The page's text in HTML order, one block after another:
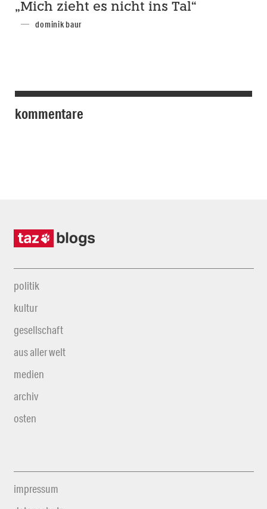
„Mich zieht es nicht ins Tal“
dominik baur
kommentare
politik
kultur
gesellschaft
aus aller welt
medien
archiv
osten
impressum